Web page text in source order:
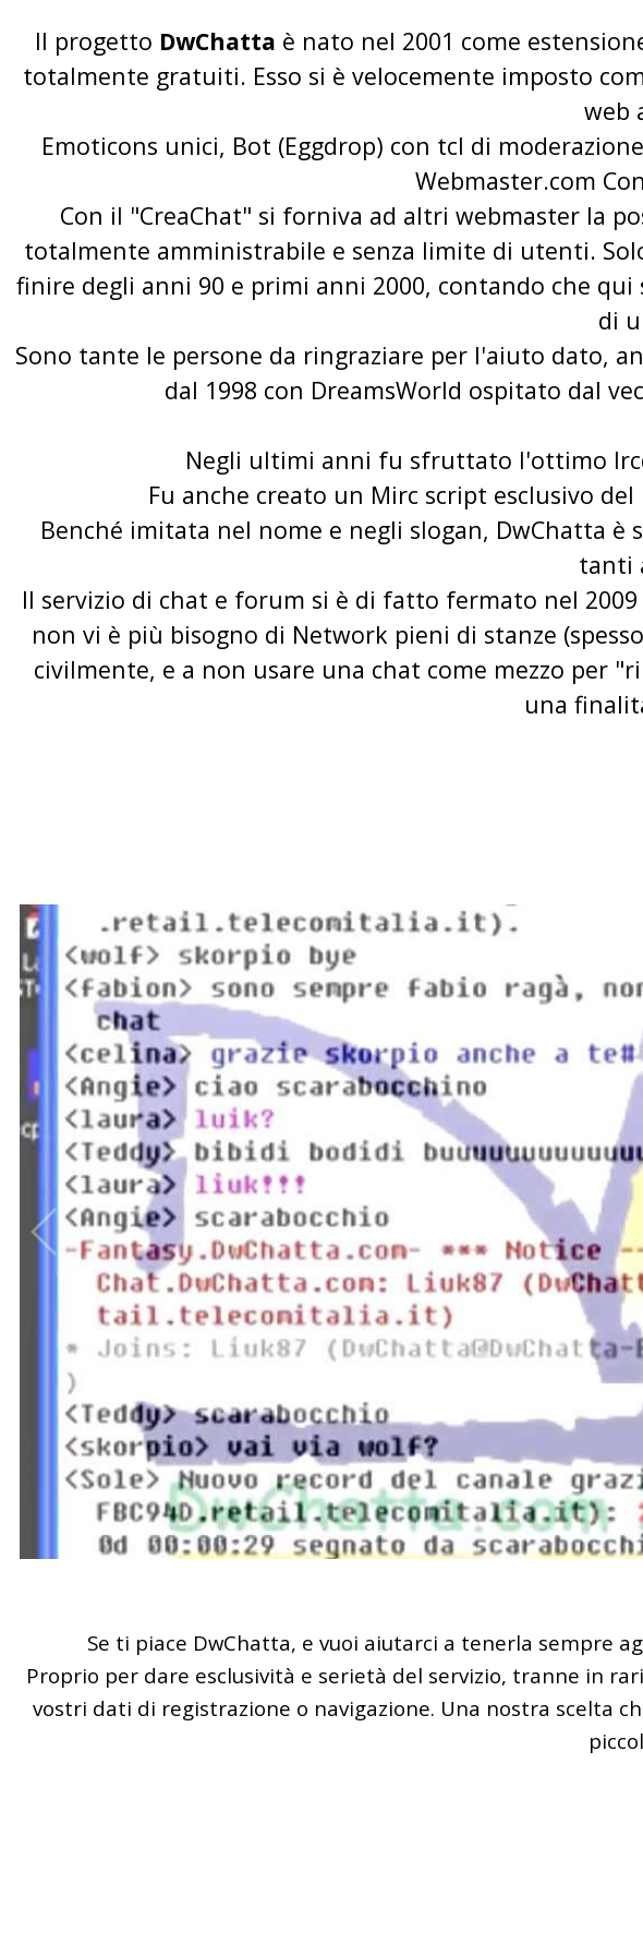
Il progetto DwChatta è nato nel 2001 come
totalmente gratuiti. Esso si è velocemente imposto
web
Emoticons unici, Bot (Eggdrop) con tcl di
Webmaster.com
Con il "CreaChat" si forniva ad altri webmaster la
totalmente amministrabile e senza limite di utenti.
finire degli anni 90 e primi anni 2000, contando che
di
Sono tante le persone da ringraziare per l'aiuto dato,
dal 1998 con DreamsWorld ospitato dal
Negli ultimi anni fu sfruttato l'ottimo
Fu anche creato un Mirc script esclusivo
Benché imitata nel nome e negli slogan, DwChatta è
tanti
Il servizio di chat e forum si è di fatto fermato nel
non vi è più bisogno di Network pieni di stanze
civilmente, e a non usare una chat come mezzo per
una
Se ti piace DwChatta, e vuoi aiutarci a tenerla sempre
Proprio per dare esclusività e serietà del servizio, tranne in
vostri dati di registrazione o navigazione. Una nostra scelta